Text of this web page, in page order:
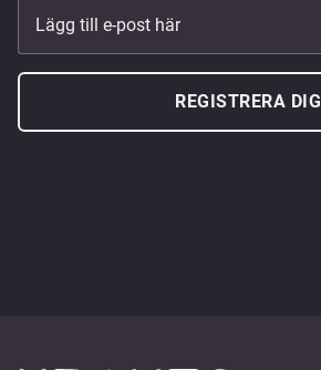
Lägg till e-post här
REGISTRERA DIG